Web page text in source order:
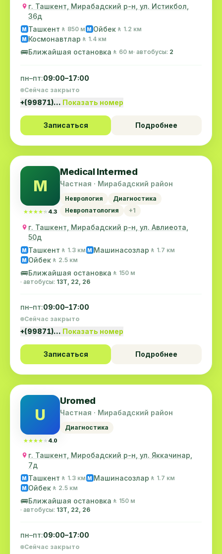
г. Ташкент, Мирабадский р-н, ул. Истикбол,
36д
M Ташкент 🚶 850 м M Ойбек 🚶 1.2 км
M Космонавтлар 🚶 1.4 км
🚌Ближайшая остановка 🚶 60 м· автобусы: 2
пн–пт:09:00–17:00
Сейчас закрыто
+(99871)… Показать номер
Записаться Подробнее
M
★★★★★
★★★★★ 4.3
Medical Intermed
Частная · Мирабадский район
Неврология
Диагностика
Невропатология
+1
г. Ташкент, Мирабадский р-н, ул. Авлиеота,
50д
M Ташкент 🚶 1.3 км M Машинасозлар 🚶 1.7 км
M Ойбек 🚶 2.5 км
🚌Ближайшая остановка 🚶 150 м
· автобусы: 13Т, 22, 26
пн–пт:09:00–17:00
Сейчас закрыто
+(99871)… Показать номер
Записаться Подробнее
U
★★★★★
★★★★★ 4.0
Uromed
Частная · Мирабадский район
Диагностика
г. Ташкент, Миробадский р-н, ул. Яккачинар,
7д
M Ташкент 🚶 1.3 км M Машинасозлар 🚶 1.7 км
M Ойбек 🚶 2.5 км
🚌Ближайшая остановка 🚶 150 м
· автобусы: 13Т, 22, 26
пн–пт:09:00–17:00
Сейчас закрыто